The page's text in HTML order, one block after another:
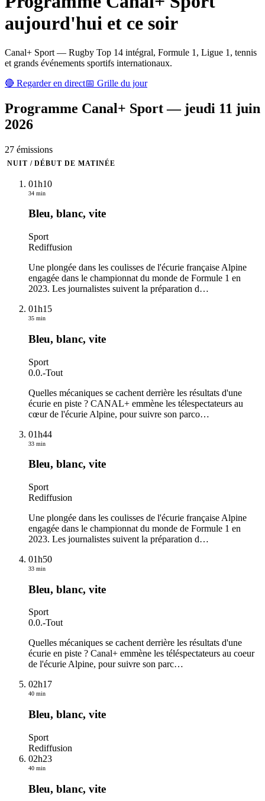
aujourd'hui et ce soir
Canal+ Sport — Rugby Top 14 intégral, Formule 1, Ligue 1, tennis
et grands événements sportifs internationaux.
🔴 Regarder en direct📅 Grille du jour
Programme Canal+ Sport— jeudi 11 juin
2026
27 émissions
NUIT / DÉBUT DE MATINÉE
01h10
34 min
Bleu, blanc, vite
Sport
Rediffusion
Une plongée dans les coulisses de l'écurie française Alpine
engagée dans le championnat du monde de Formule 1 en
2023. Les journalistes suivent la préparation d…
01h15
35 min
Bleu, blanc, vite
Sport
0.0.-Tout
Quelles mécaniques se cachent derrière les résultats d'une
écurie en piste ? CANAL+ emmène les télespectateurs au
cœur de l'écurie Alpine, pour suivre son parco…
01h44
33 min
Bleu, blanc, vite
Sport
Rediffusion
Une plongée dans les coulisses de l'écurie française Alpine
engagée dans le championnat du monde de Formule 1 en
2023. Les journalistes suivent la préparation d…
01h50
33 min
Bleu, blanc, vite
Sport
0.0.-Tout
Quelles mécaniques se cachent derrière les résultats d'une
écurie en piste ? Canal+ emmène les téléspectateurs au coeur
de l'écurie Alpine, pour suivre son parc…
02h17
40 min
Bleu, blanc, vite
Sport
Rediffusion
02h23
40 min
Bleu, blanc, vite